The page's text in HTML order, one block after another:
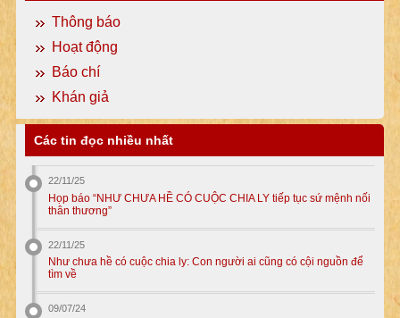
Thông báo
Hoạt động
Báo chí
Khán giả
Các tin đọc nhiều nhất
22/11/25
Họp báo “NHƯ CHƯA HỀ CÓ CUỘC CHIA LY tiếp tục sứ mệnh nối
thân thương”
22/11/25
Như chưa hề có cuộc chia ly: Con người ai cũng có cội nguồn để
tìm về
09/07/24